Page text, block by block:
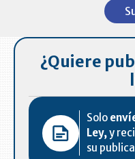
¿Quiere
Solo
Ley,y
su